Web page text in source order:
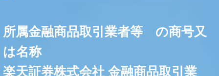
所属金融商品取引業者等 の商号又
は名称
楽天証券株式会社 金融商品取引業